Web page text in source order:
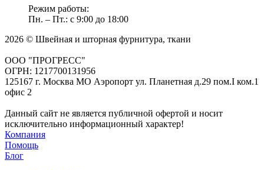
Режим работы:
Пн. – Пт.: с 9:00 до 18:00
2026 © Швейная и шторная фурнитура, ткани
ООО "ПРОГРЕСС"
ОГРН: 1217700131956
125167 г. Москва МО Аэропорт ул. Планетная д.29 пом.I ком.1
офис 2
Данный сайт не является публичной офертой и носит
исключительно информационный характер!
Компания
Помощь
Блог